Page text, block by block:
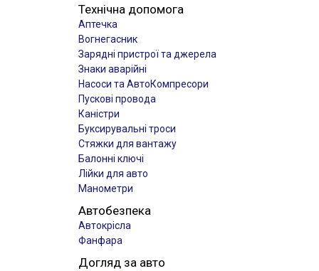
Технічна допомога
Аптечка
Вогнегасник
Зарядні пристрої та джерела
Знаки аварійні
Насоси та АвтоКомпресори
Пускові провода
Каністри
Буксирувальні троси
Стяжки для вантажу
Балонні ключі
Лійки для авто
Манометри
Автобезпека
Автокрісла
Фанфара
Догляд за авто